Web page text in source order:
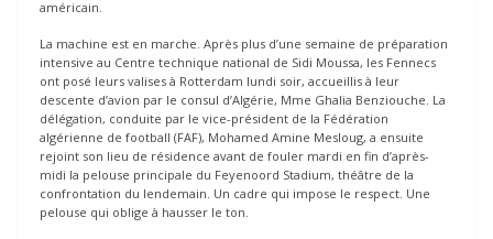
américain.
La machine est en marche. Après plus d’une semaine de préparation
intensive au Centre technique national de Sidi Moussa, les Fennecs
ont posé leurs valises à Rotterdam lundi soir, accueillis à leur
descente d’avion par le consul d’Algérie, Mme Ghalia Benziouche. La
délégation, conduite par le vice-président de la Fédération
algérienne de football (FAF), Mohamed Amine Mesloug, a ensuite
rejoint son lieu de résidence avant de fouler mardi en fin d’après-
midi la pelouse principale du Feyenoord Stadium, théâtre de la
confrontation du lendemain. Un cadre qui impose le respect. Une
pelouse qui oblige à hausser le ton.